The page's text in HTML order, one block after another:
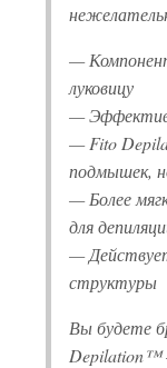
—
луковицу
—
— Fito
подмышек,
— Более
для
—
структуры
Вы будете
Depilation™